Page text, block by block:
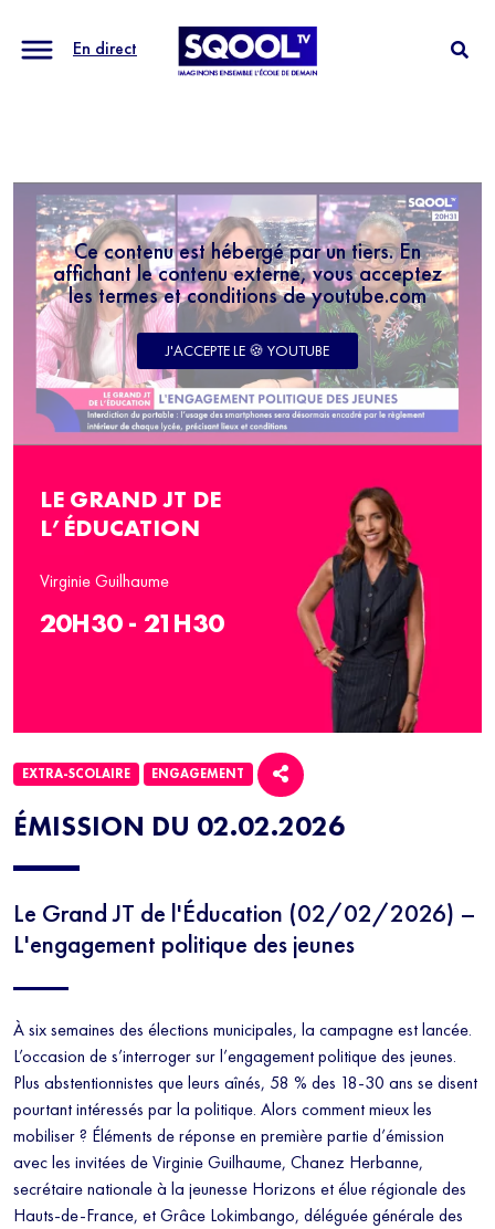
En direct
Ce contenu est hébergé par un tiers. En
affichant le contenu externe, vous acceptez
les termes et conditions de youtube.com
J'ACCEPTE LE 🍪 YOUTUBE
ÉMISSION DU 02.02.2026
Le Grand JT de l'Éducation (02/02/2026) –
L'engagement politique des jeunes
À six semaines des élections municipales, la campagne est lancée.
L’occasion de s’interroger sur l’engagement politique des jeunes.
Plus abstentionnistes que leurs aînés, 58 % des 18-30 ans se disent
pourtant intéressés par la politique. Alors comment mieux les
mobiliser ? Éléments de réponse en première partie d’émission
avec les invitées de Virginie Guilhaume, Chanez Herbanne,
secrétaire nationale à la jeunesse Horizons et élue régionale des
Hauts-de-France, et Grâce Lokimbango, déléguée générale des
EXTRA-SCOLAIRE ENGAGEMENT
LE GRAND JT DE
L’ÉDUCATION
Virginie Guilhaume
20H30 - 21H30